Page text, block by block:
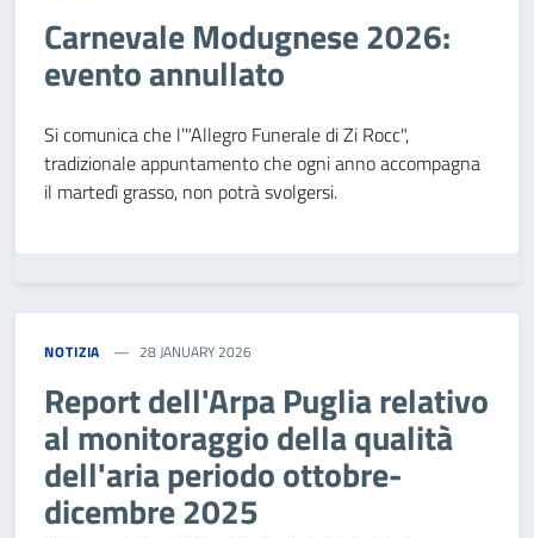
Carnevale Modugnese 2026:
evento annullato
Si comunica che l’"Allegro Funerale di Zi Rocc",
tradizionale appuntamento che ogni anno accompagna
il martedì grasso, non potrà svolgersi.
NOTIZIA 28 JANUARY 2026
Report dell'Arpa Puglia relativo
al monitoraggio della qualità
dell'aria periodo ottobre-
dicembre 2025